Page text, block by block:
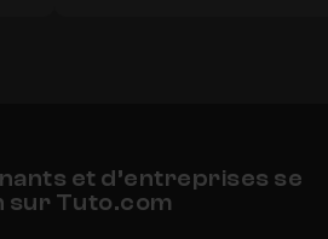
et d’entreprises se
sur Tuto.com